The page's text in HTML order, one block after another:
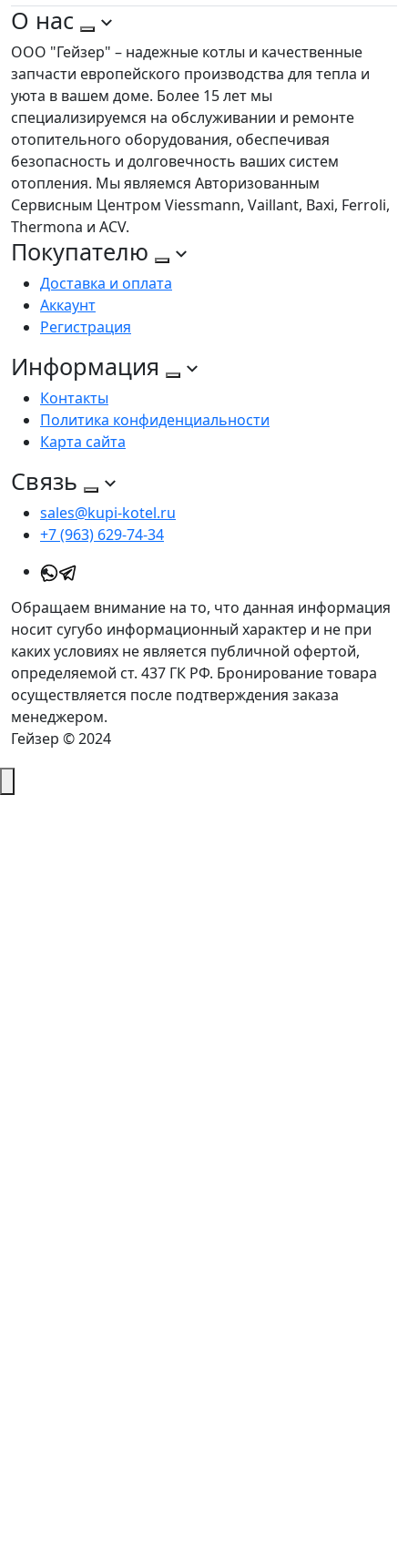
О нас
ООО "Гейзер" – надежные котлы и качественные
запчасти европейского производства для тепла и
уюта в вашем доме. Более 15 лет мы
специализируемся на обслуживании и ремонте
отопительного оборудования, обеспечивая
безопасность и долговечность ваших систем
отопления. Мы являемся Авторизованным
Сервисным Центром Viessmann, Vaillant, Baxi, Ferroli,
Thermona и ACV.
Покупателю
Доставка и оплата
Аккаунт
Регистрация
Информация
Контакты
Политика конфиденциальности
Карта сайта
Связь
sales@kupi-kotel.ru
+7 (963) 629-74-34
Обращаем внимание на то, что данная информация
носит сугубо информационный характер и не при
каких условиях не является публичной офертой,
определяемой ст. 437 ГК РФ. Бронирование товара
осуществляется после подтверждения заказа
менеджером.
Гейзер © 2024